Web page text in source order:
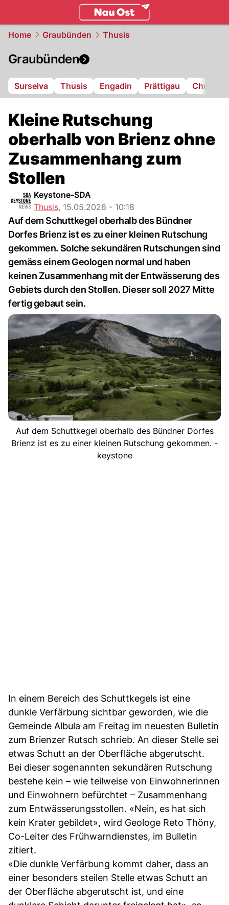
Home Graubünden Thusis
Graubünden
Surselva Thusis Engadin Prättigau Chur
Kleine Rutschung
oberhalb von Brienz ohne
Zusammenhang zum
Stollen
Keystone-SDA
Thusis, 15.05.2026 - 10:18
Auf dem Schuttkegel oberhalb des Bündner
Dorfes Brienz ist es zu einer kleinen Rutschung
gekommen. Solche sekundären Rutschungen sind
gemäss einem Geologen normal und haben
keinen Zusammenhang mit der Entwässerung des
Gebiets durch den Stollen. Dieser soll 2027 Mitte
fertig gebaut sein.
Auf dem Schuttkegel oberhalb des Bündner Dorfes
Brienz ist es zu einer kleinen Rutschung gekommen. -
keystone
In einem Bereich des Schuttkegels ist eine
dunkle Verfärbung sichtbar geworden, wie die
Gemeinde Albula am Freitag im neuesten Bulletin
zum Brienzer Rutsch schrieb. An dieser Stelle sei
etwas Schutt an der Oberfläche abgerutscht.
Bei dieser sogenannten sekundären Rutschung
bestehe kein – wie teilweise von Einwohnerinnen
und Einwohnern befürchtet – Zusammenhang
zum Entwässerungsstollen. «Nein, es hat sich
kein Krater gebildet», wird Geologe Reto Thöny,
Co-Leiter des Frühwarndienstes, im Bulletin
zitiert.
«Die dunkle Verfärbung kommt daher, dass an
einer besonders steilen Stelle etwas Schutt an
der Oberfläche abgerutscht ist, und eine